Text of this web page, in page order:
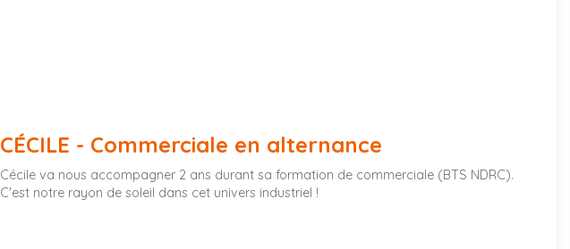
CÉCILE - Commerciale en alternance
Cécile va nous accompagner 2 ans durant sa formation de commerciale (BTS NDRC).
C'est notre rayon de soleil dans cet univers industriel !